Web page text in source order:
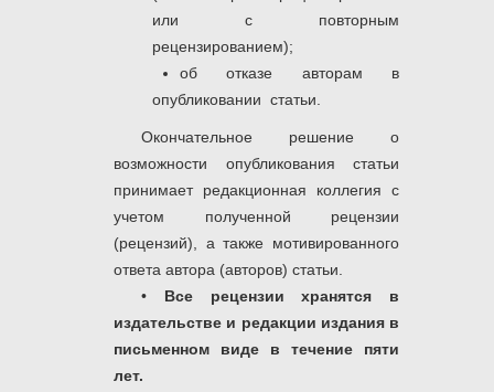
или с повторным
рецензированием);
об отказе авторам в
опубликовании статьи.
Окончательное решение о
возможности опубликования статьи
принимает редакционная коллегия с
учетом полученной рецензии
(рецензий), а также мотивированного
ответа автора (авторов) статьи.
• Все рецензии хранятся в
издательстве и редакции издания в
письменном виде в течение пяти
лет.